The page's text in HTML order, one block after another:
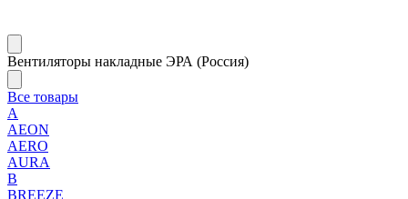
Вентиляторы накладные ЭРА (Россия)
Все товары
A
AEON
AERO
AURA
B
BREEZE